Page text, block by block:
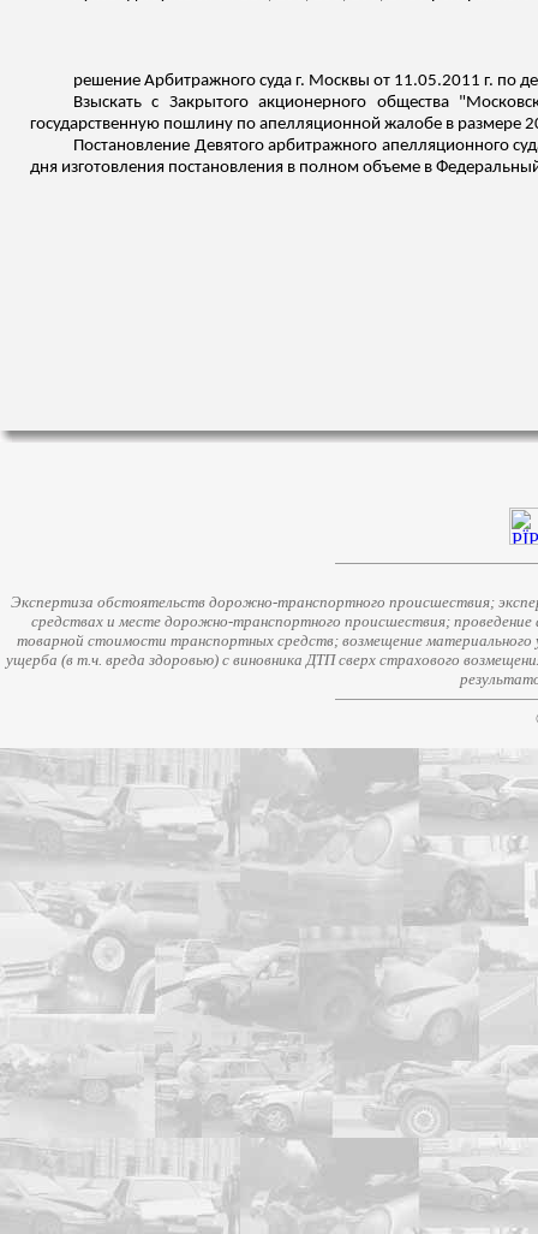
решение Арбитражного суда г. Москвы от 11.05.2011 г. по
Взыскать с Закрытого акционерного общества
государственную пошлину по апелляционной жалобе в размере
Постановление Девятого арбитражного апелляционного
дня изготовления постановления в полном объеме в
Экспертиза обстоятельств дорожно-транспортного происшествия;
средствах и месте дорожно-транспортного происшествия;
товарной стоимости транспортных средств; возмещение
ущерба (в т.ч. вреда здоровью) с виновника ДТП сверх страхового